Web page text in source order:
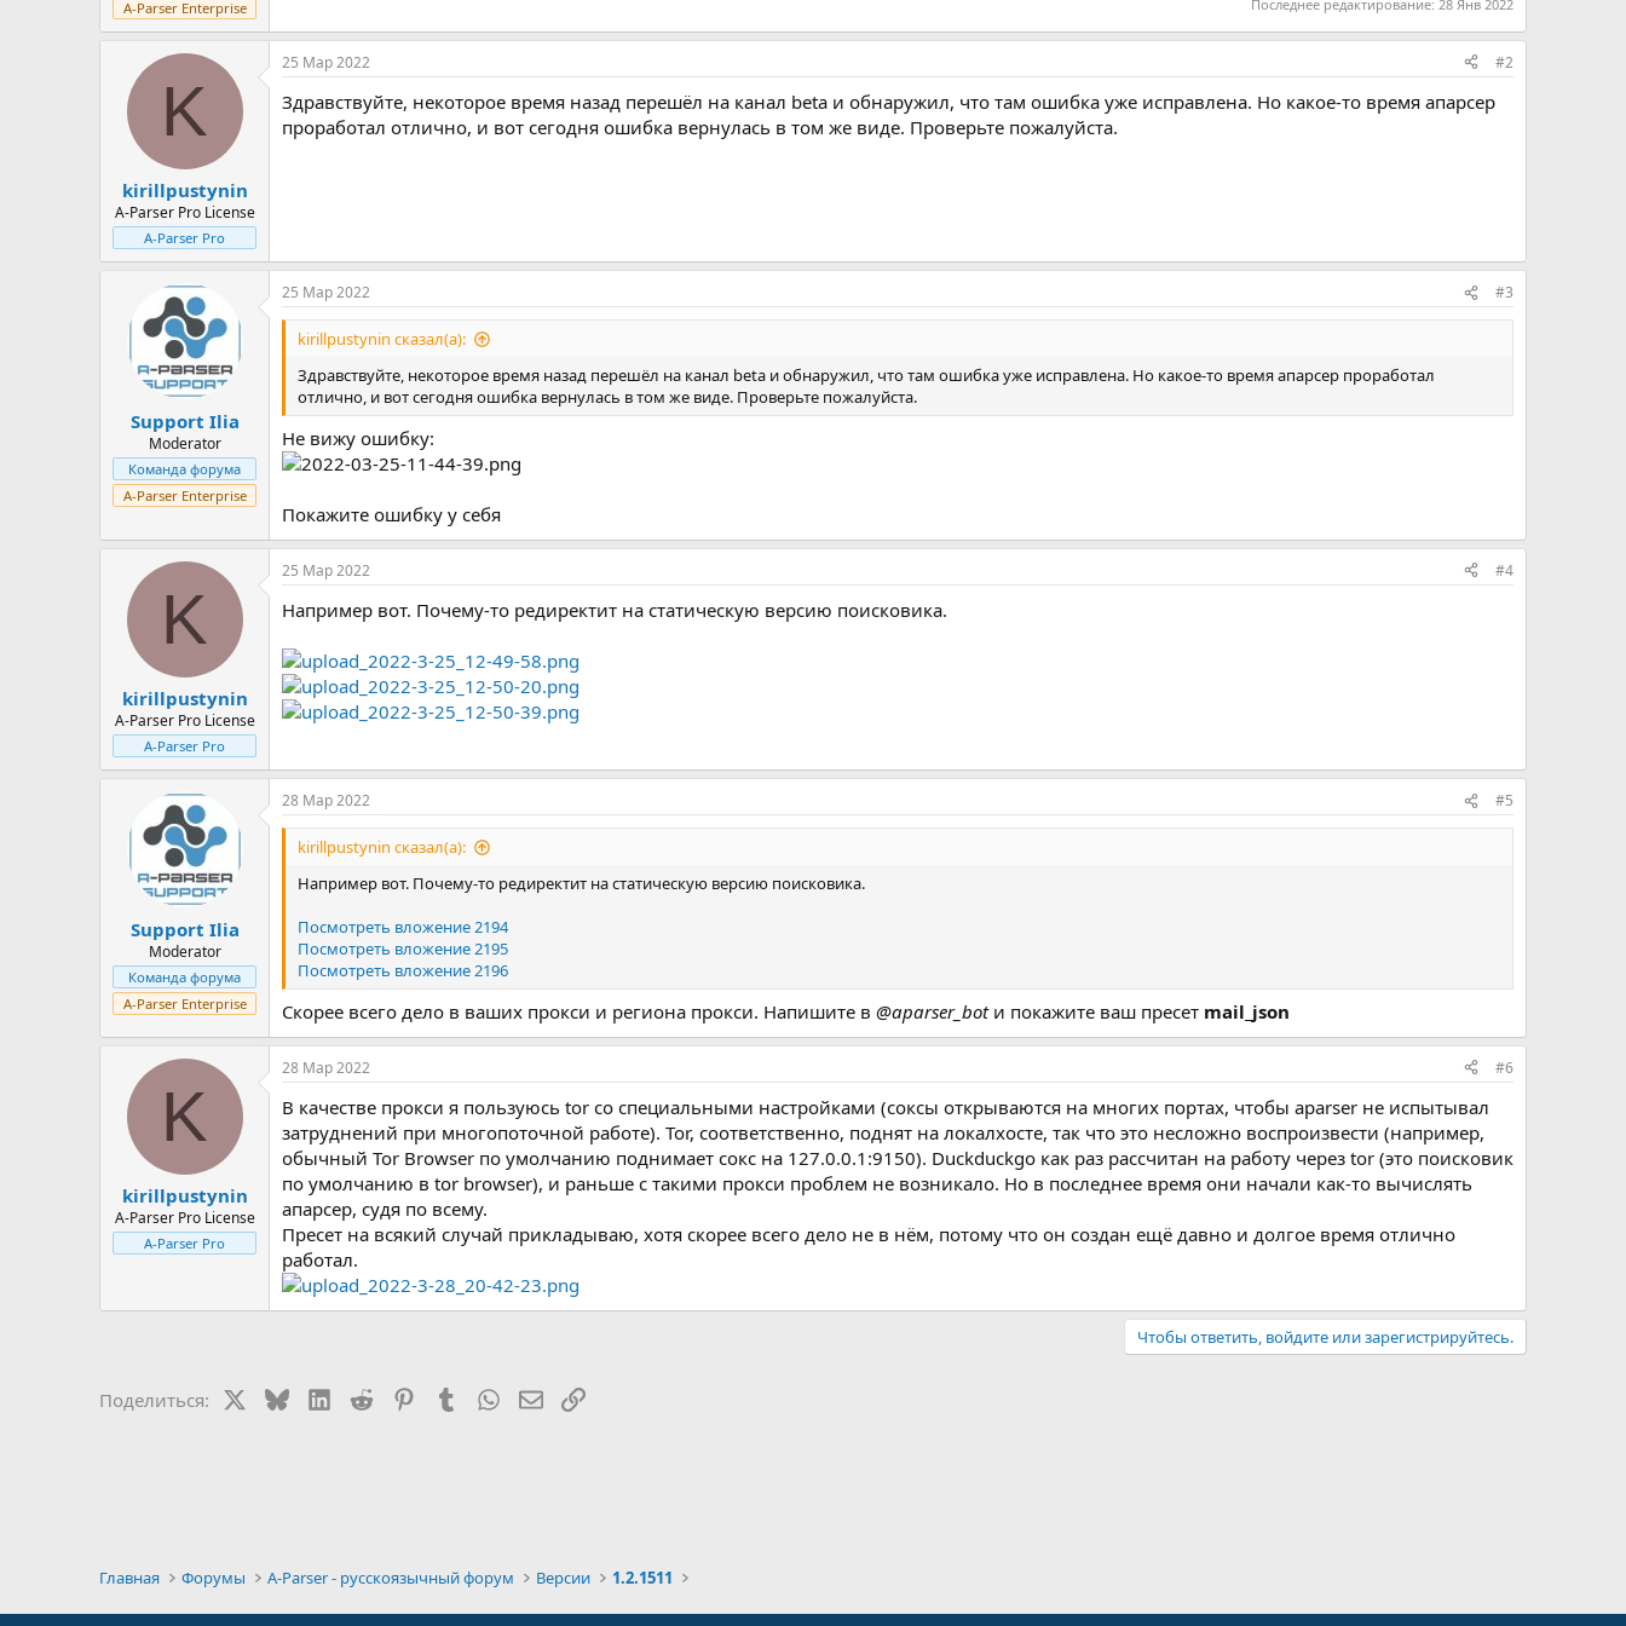
A-Parser Enterprise
Последнее редактирование: 28 Янв 2022
K
kirillpustynin
A-Parser Pro License
A-Parser Pro
25 Мар 2022 #2
Здравствуйте, некоторое время назад перешёл на канал beta и обнаружил, что там ошибка уже исправлена. Но какое-то время апарсер
проработал отлично, и вот сегодня ошибка вернулась в том же виде. Проверьте пожалуйста.
Support Ilia
Moderator
Команда форума
A-Parser Enterprise
25 Мар 2022 #3
kirillpustynin сказал(а):
Здравствуйте, некоторое время назад перешёл на канал beta и обнаружил, что там ошибка уже исправлена. Но какое-то время апарсер проработал
отлично, и вот сегодня ошибка вернулась в том же виде. Проверьте пожалуйста.
Не вижу ошибку:
Покажите ошибку у себя
K
kirillpustynin
A-Parser Pro License
A-Parser Pro
25 Мар 2022 #4
Например вот. Почему-то редиректит на статическую версию поисковика.
Support Ilia
Moderator
Команда форума
A-Parser Enterprise
28 Мар 2022 #5
kirillpustynin сказал(а):
Например вот. Почему-то редиректит на статическую версию поисковика.
Посмотреть вложение 2194
Посмотреть вложение 2195
Посмотреть вложение 2196
Скорее всего дело в ваших прокси и региона прокси. Напишите в @aparser_botи покажите ваш пресет mail_json
K
kirillpustynin
A-Parser Pro License
A-Parser Pro
28 Мар 2022 #6
В качестве прокси я пользуюсь tor со специальными настройками (соксы открываются на многих портах, чтобы aparser не испытывал
затруднений при многопоточной работе). Tor, соответственно, поднят на локалхосте, так что это несложно воспроизвести (например,
обычный Tor Browser по умолчанию поднимает сокс на 127.0.0.1:9150). Duckduckgo как раз рассчитан на работу через tor (это поисковик
по умолчанию в tor browser), и раньше с такими прокси проблем не возникало. Но в последнее время они начали как-то вычислять
апарсер, судя по всему.
Пресет на всякий случай прикладываю, хотя скорее всего дело не в нём, потому что он создан ещё давно и долгое время отлично
работал.
Чтобы ответить, войдите или зарегистрируйтесь.
Поделиться: BlueskyLinkedIn
Reddit PinterestTumblrWhatsAppЭлектронная почта
Ссылка
Главная Форумы A-Parser - русскоязычный форум Версии 1.2.1511